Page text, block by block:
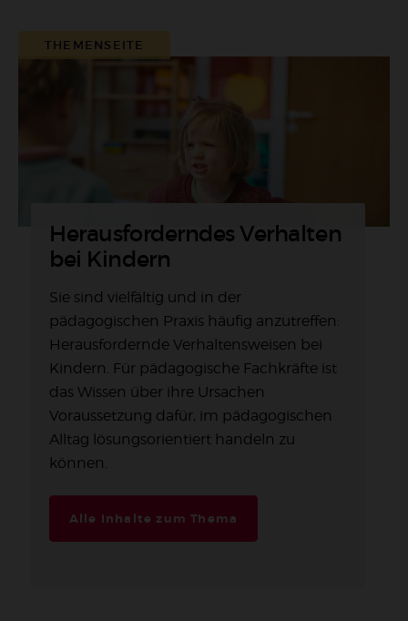
THEMENSEITE
Herausforderndes Verhalten
bei Kindern
Sie sind vielfältig und in der
pädagogischen Praxis häufig anzutreffen:
Herausfordernde Verhaltensweisen bei
Kindern. Für pädagogische Fachkräfte ist
das Wissen über ihre Ursachen
Voraussetzung dafür, im pädagogischen
Alltag lösungsorientiert handeln zu
können.
Alle Inhalte zum Thema